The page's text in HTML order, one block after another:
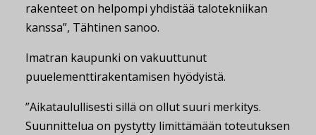
rakenteet on helpompi yhdistää talotekniikan
kanssa”, Tähtinen sanoo.
Imatran kaupunki on vakuuttunut
puuelementtirakentamisen hyödyistä.
”Aikataulullisesti sillä on ollut suuri merkitys.
Suunnittelua on pystytty limittämään toteutuksen